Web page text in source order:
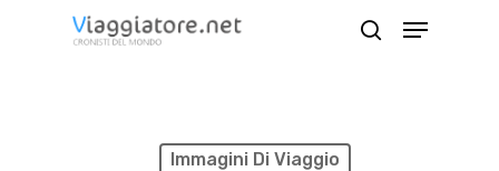
Menu
Immagini Di Viaggio